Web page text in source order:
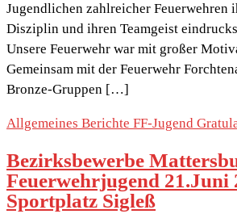
Jugendlichen zahlreicher Feuerwehren
Disziplin und ihren Teamgeist
Unsere Feuerwehr war mit großer
Gemeinsam mit der Feuerwehr
Bronze-Gruppen […]
Allgemeines Berichte FF-Jugend
Bezirksbewerbe
Feuerwehrjugend 21.Juni
Sportplatz Sigleß